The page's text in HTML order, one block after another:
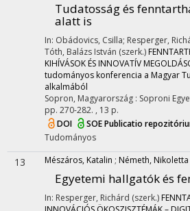
Tudatosság és
alatt is
In: Obádovics, Csilla; Resperger,
Tóth, Balázs István (szerk.)
KIHÍVÁSOK ÉS INNOVATÍV
tudományos konferencia a Magyar
alkalmából
Sopron, Magyarország : Soproni
pp. 270-282. , 13 p.
DOI
SOE Publicatio
Tudományos
13 Mészáros, Katalin ; Németh, Nikoletta
Egyetemi hallgatók és
In: Resperger, Richárd (szerk.)